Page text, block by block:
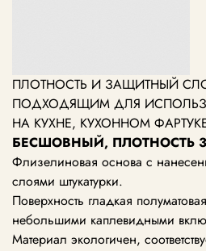
ПЛОТНОСТЬ И ЗАЩИТНЫЙ
ПОДХОДЯЩИМ ДЛЯ
НА КУХНЕ, КУХОННОМ
БЕСШОВНЫЙ, ПЛОТНОСТЬ
Флизелиновая основа с
слоями штукатурки.
Поверхность гладкая
небольшими каплевидными
Материал экологичен,